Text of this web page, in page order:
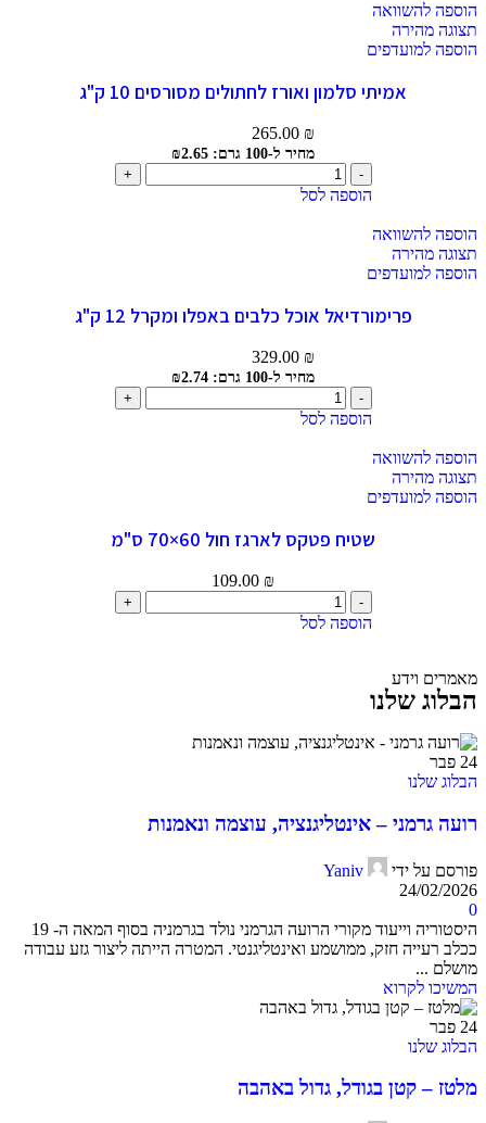
הוספה להשוואה
תצוגה מהירה
הוספה למועדפים
אמיתי סלמון ואורז לחתולים מסורסים 10 ק"ג
265.00 ₪
מחיר ל-100 גרם: ₪2.65
הוספה לסל
הוספה להשוואה
תצוגה מהירה
הוספה למועדפים
פרימורדיאל אוכל כלבים באפלו ומקרל 12 ק"ג
329.00 ₪
מחיר ל-100 גרם: ₪2.74
הוספה לסל
הוספה להשוואה
תצוגה מהירה
הוספה למועדפים
שטיח פטקס לארגז חול 60×70 ס"מ
109.00 ₪
הוספה לסל
מאמרים וידע
הבלוג שלנו
24 פבר
הבלוג שלנו
רועה גרמני – אינטליגנציה, עוצמה ונאמנות
פורסם על ידי
Yaniv
24/02/2026
0
היסטוריה וייעוד מקורי הרועה הגרמני נולד בגרמניה בסוף המאה ה- 19
ככלב רעייה חזק, ממושמע ואינטליגנטי. המטרה הייתה ליצור גזע עבודה
מושלם ...
המשיכו לקרוא
24 פבר
הבלוג שלנו
מלטז – קטן בגודל, גדול באהבה